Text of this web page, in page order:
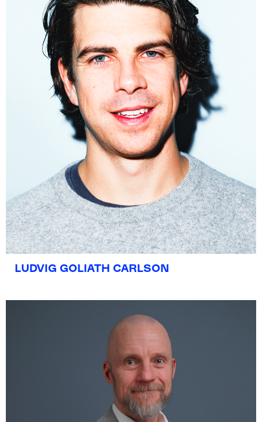
LUDVIG GOLIATH CARLSON